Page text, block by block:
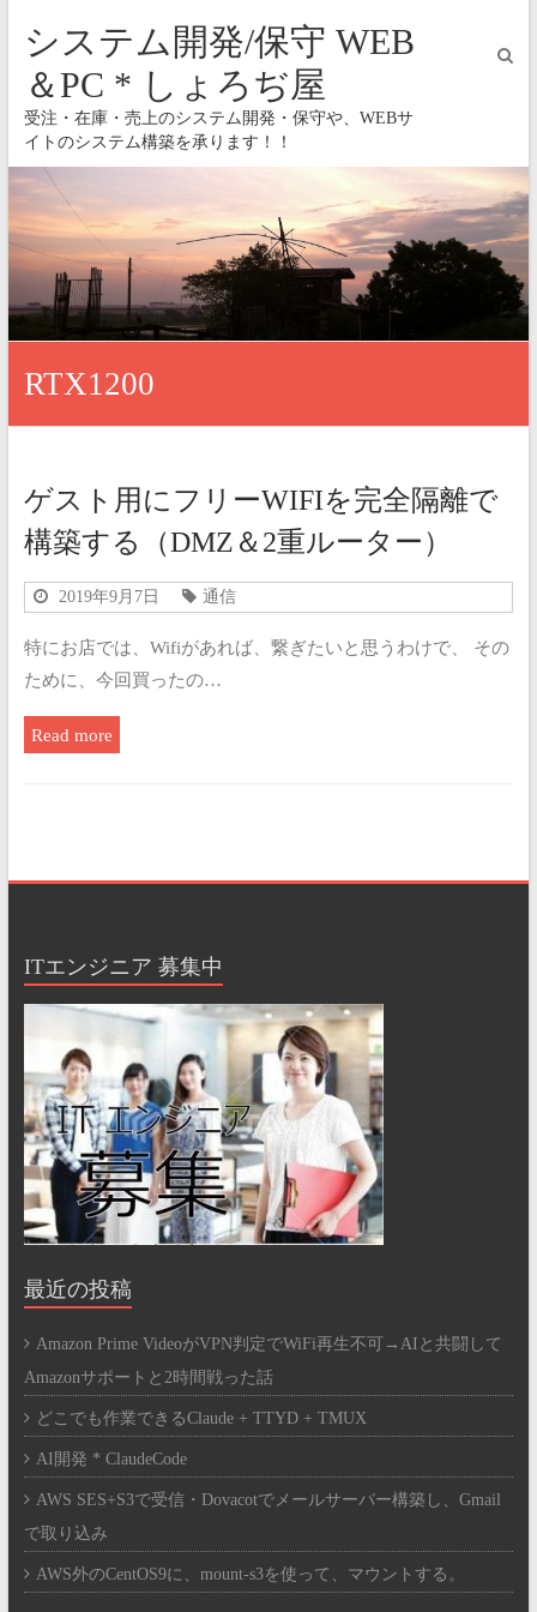
システム開発/保守 WEB
＆PC * しょろぢ屋
受注・在庫・売上のシステム開発・保守や、WEBサ
イトのシステム構築を承ります！！
RTX1200
ゲスト用にフリーWIFIを完全隔離で
構築する（DMZ＆2重ルーター）
2019年9月7日 通信
特にお店では、Wifiがあれば、繋ぎたいと思うわけで、 その
ために、今回買ったの…
Read more
ITエンジニア 募集中
最近の投稿
Amazon Prime VideoがVPN判定でWiFi再生不可→AIと共闘して
Amazonサポートと2時間戦った話
どこでも作業できるClaude + TTYD + TMUX
AI開発 * ClaudeCode
AWS SES+S3で受信・Dovacotでメールサーバー構築し、Gmail
で取り込み
AWS外のCentOS9に、mount-s3を使って、マウントする。